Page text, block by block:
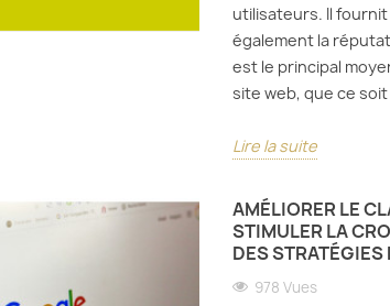
utilisateurs. Il
également la
est le principal
site web, que ce
Lire la suite
AMÉLIORER LE
STIMULER LA
DES STRATÉGIES
978 Vues